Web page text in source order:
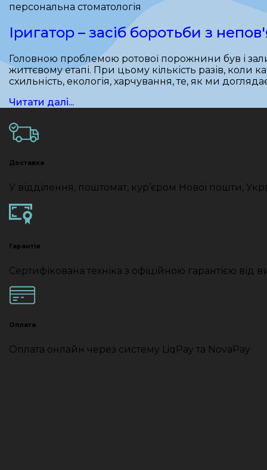
персональна стоматологія
Іригатор – засіб боротьби з
Головною проблемою ротової порожнини був і
життєвому етапі. При цьому кількість разів, коли
схильність, екологія, харчування, те, як ми
Читати далі...
Доставка
У відділення, поштомат, кур’єром Нової пошти,
Гарантія
Сертифікована техніка з офіційною гарантією від
Оплата
Оплата онлайн через систему LiqPay та NovaPay